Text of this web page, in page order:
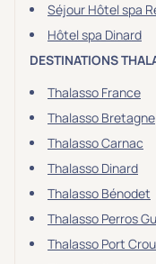
Séjour Hôtel spa
Hôtel spa Dinard
DESTINATIONS
Thalasso France
Thalasso Bretagne
Thalasso Carnac
Thalasso Dinard
Thalasso Bénodet
Thalasso Perros
Thalasso Port